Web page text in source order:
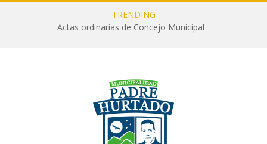
TRENDING
Actas ordinarias de Concejo Municipal